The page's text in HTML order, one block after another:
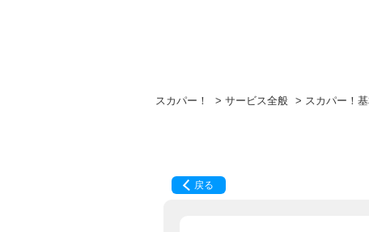
スカパー！ > サービス全般 > スカパー！
戻る